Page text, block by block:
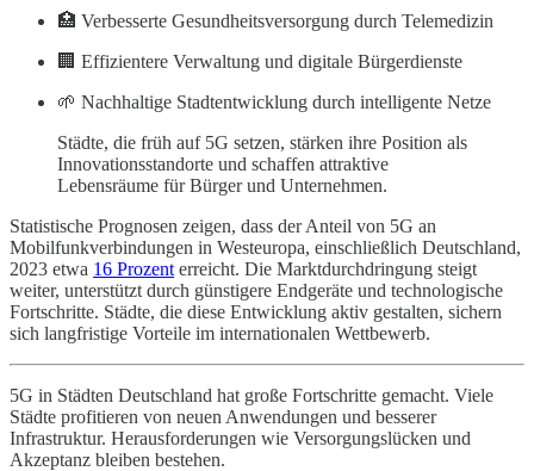
🏥 Verbesserte Gesundheitsversorgung durch Telemedizin
🏢 Effizientere Verwaltung und digitale Bürgerdienste
🌱 Nachhaltige Stadtentwicklung durch intelligente Netze
Städte, die früh auf 5G setzen, stärken ihre Position als
Innovationsstandorte und schaffen attraktive
Lebensräume für Bürger und Unternehmen.
Statistische Prognosen zeigen, dass der Anteil von 5G an
Mobilfunkverbindungen in Westeuropa, einschließlich Deutschland,
2023 etwa 16 Prozent erreicht. Die Marktdurchdringung steigt
weiter, unterstützt durch günstigere Endgeräte und technologische
Fortschritte. Städte, die diese Entwicklung aktiv gestalten, sichern
sich langfristige Vorteile im internationalen Wettbewerb.
5G in Städten Deutschland hat große Fortschritte gemacht. Viele
Städte profitieren von neuen Anwendungen und besserer
Infrastruktur. Herausforderungen wie Versorgungslücken und
Akzeptanz bleiben bestehen.